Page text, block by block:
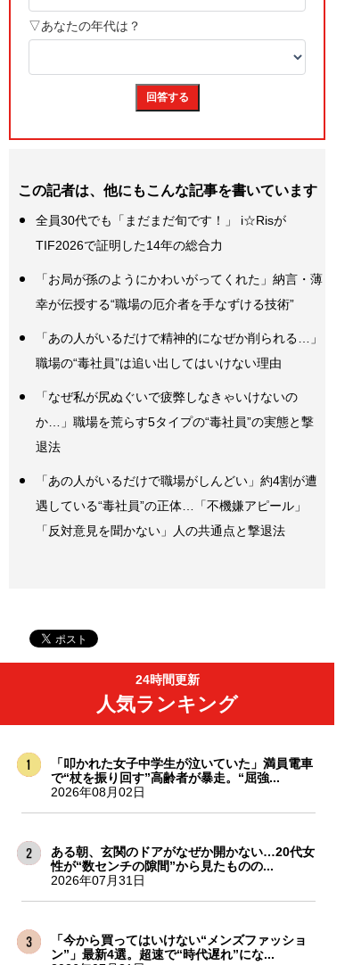
この記者は、他にもこんな記事を書いています
全員30代でも「まだまだ旬です！」 i☆Risが
TIF2026で証明した14年の総合力
「お局が孫のようにかわいがってくれた」納言・薄
幸が伝授する“職場の厄介者を手なずける技術”
「あの人がいるだけで精神的になぜか削られる…」
職場の“毒社員”は追い出してはいけない理由
「なぜ私が尻ぬぐいで疲弊しなきゃいけないの
か…」職場を荒らす5タイプの“毒社員”の実態と撃
退法
「あの人がいるだけで職場がしんどい」約4割が遭
遇している“毒社員”の正体…「不機嫌アピール」
「反対意見を聞かない」人の共通点と撃退法
24時間更新
人気ランキング
「叩かれた女子中学生が泣いていた」満員電車
で“杖を振り回す”高齢者が暴走。“屈強...
2026年08月02日
ある朝、玄関のドアがなぜか開かない…20代女
性が“数センチの隙間”から見たものの...
2026年07月31日
「今から買ってはいけない“メンズファッショ
ン”」最新4選。超速で“時代遅れ”にな...